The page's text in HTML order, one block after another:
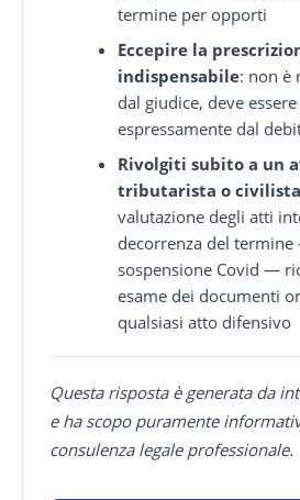
termine per opporti
Eccepire la
indispensabile: non è
dal giudice, deve
espressamente dal
Rivolgiti subito a un
tributarista o
valutazione degli atti
decorrenza del
sospensione Covid —
esame dei documenti
qualsiasi atto difensivo
Questa risposta è generata da
e ha scopo puramente
consulenza legale professionale.